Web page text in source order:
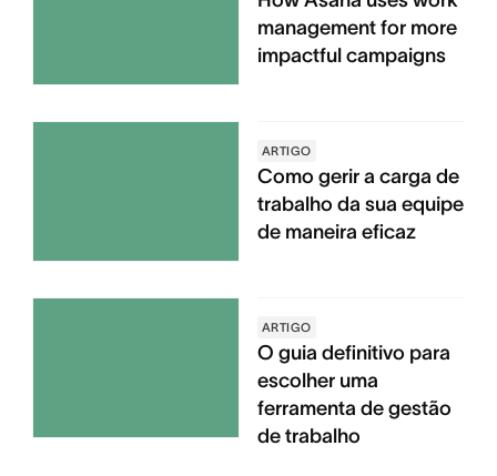
management for more
impactful campaigns
ARTIGO
Como gerir a carga de
trabalho da sua equipe
de maneira eficaz
ARTIGO
O guia definitivo para
escolher uma
ferramenta de gestão
de trabalho